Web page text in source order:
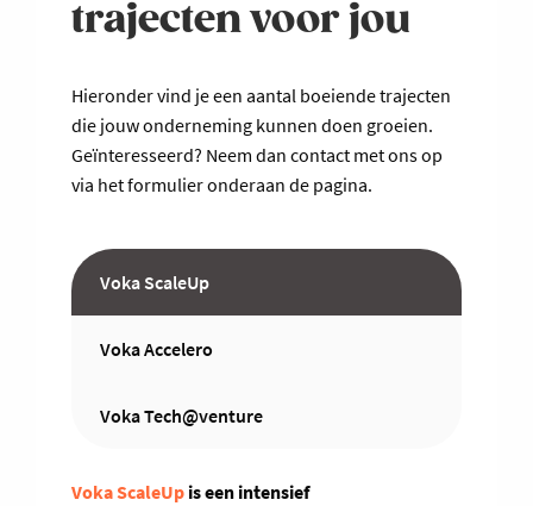
trajecten voor jou
Hieronder vind je een aantal boeiende trajecten
die jouw onderneming kunnen doen groeien.
Geïnteresseerd? Neem dan contact met ons op
via het formulier onderaan de pagina.
Voka ScaleUp
Voka Accelero
Voka Tech@venture
Voka ScaleUp is een intensief